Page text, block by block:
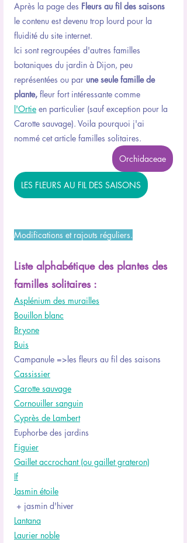
Après la page des Fleurs au fil des saisons
le contenu est devenu trop lourd pour la
fluidité du site internet.
Ici sont regroupées d'autres familles
botaniques du jardin à Dijon, peu
représentées ou par une seule famille de
plante, fleur fort intéressante comme
l'Ortie en particulier (sauf exception pour la
Carotte sauvage). Voila pourquoi j'ai
nommé cet article familles solitaires.
Orchidaceae
LES FLEURS AU FIL DES SAISONS
Modifications et rajouts réguliers.
Liste alphabétique des plantes des
familles solitaires :
Asplénium des murailles
Bouillon blanc
Bryone
Buis
Campanule =>les fleurs au fil des saisons
Cassissier
Carotte sauvage
Cornouiller sanguin
Cyprès de Lambert
Euphorbe des jardins
Figuier
Gaillet accrochant (ou gaillet grateron)
If
Jasmin étoile
+ jasmin d'hiver
Lantana
Laurier noble